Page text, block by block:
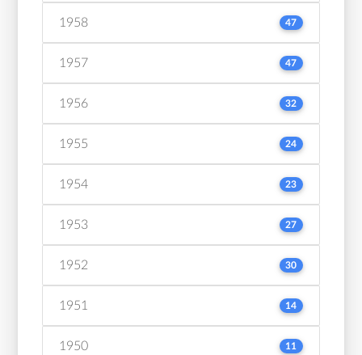
1958 47
1957 47
1956 32
1955 24
1954 23
1953 27
1952 30
1951 14
1950 11